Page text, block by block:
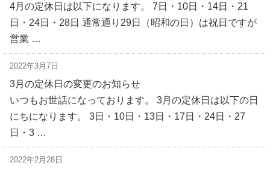
4月の定休日は以下になります。 7日・10日・14日・21
日・24日・28日 通常通り29日（昭和の日）は祝日ですが
営業 …
2022年3月7日
3月の定休日の変更のお知らせ
いつもお世話になっております。 3月の定休日は以下の日
にちになります。 3日・10日・13日・17日・24日・27
日・3 …
2022年2月28日